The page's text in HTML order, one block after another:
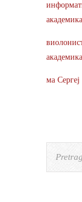
академика
академика
ма